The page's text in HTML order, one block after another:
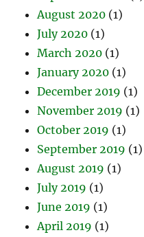
August 2020 (1)
July 2020 (1)
March 2020 (1)
January 2020 (1)
December 2019 (1)
November 2019 (1)
October 2019 (1)
September 2019 (1)
August 2019 (1)
July 2019 (1)
June 2019 (1)
April 2019 (1)